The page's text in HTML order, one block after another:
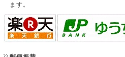
ます。